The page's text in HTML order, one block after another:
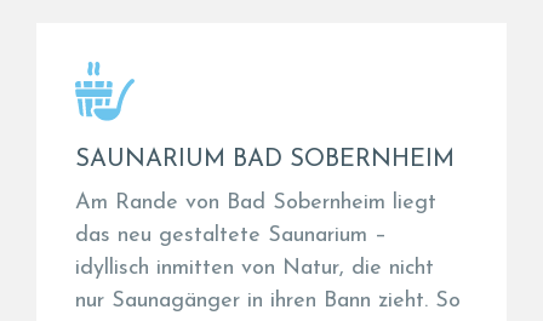
SAUNARIUM BAD SOBERNHEIM
Am Rande von Bad Sobernheim liegt
das neu gestaltete Saunarium –
idyllisch inmitten von Natur, die nicht
nur Saunagänger in ihren Bann zieht. So